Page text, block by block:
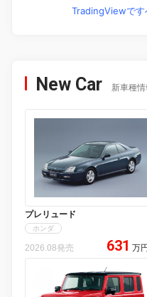
TradingViewです
New Car 新車種情
プレリュード
ホンダ
2026.08発売 631 万円